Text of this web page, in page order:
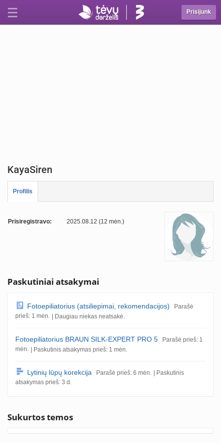
Prisijunk
KayaSiren
Profilis
Prisiregistravo: 2025.08.12 (12 mėn.)
Paskutiniai atsakymai
Fotoepiliatorius (atsiliepimai, rekomendacijos) Parašė
prieš: 1 mėn. | Daugiau niekas neatsakė.
Fotoepiliatorius BRAUN SILK-EXPERT PRO 5 Parašė prieš: 1
mėn. | Paskutinis atsakymas prieš: 1 mėn.
Lytinių lūpų korekcija Parašė prieš: 6 mėn. | Paskutinis
atsakymas prieš: 3 d.
Sukurtos temos